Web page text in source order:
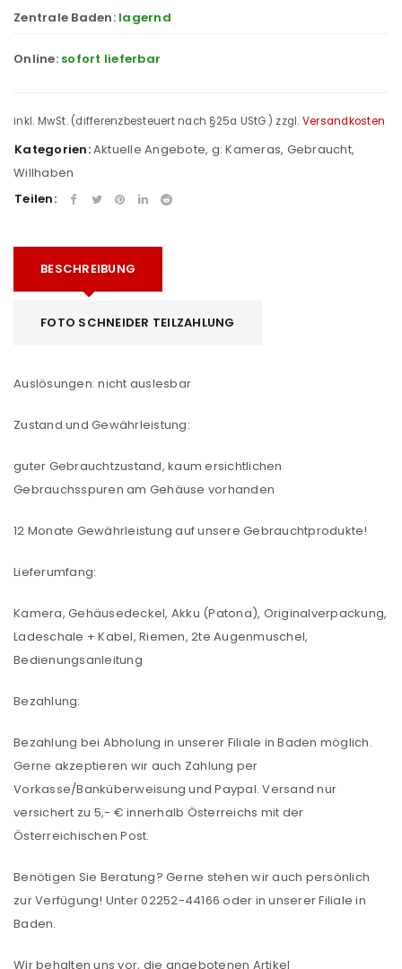
Zentrale Baden: lagernd
Online: sofort lieferbar
inkl. MwSt. (differenzbesteuert nach §25a UStG.) zzgl. Versandkosten
Kategorien:Aktuelle Angebote, g: Kameras, Gebraucht,
Willhaben
Teilen:
BESCHREIBUNG
FOTO SCHNEIDER TEILZAHLUNG
Auslösungen: nicht auslesbar
Zustand und Gewährleistung:
guter Gebrauchtzustand, kaum ersichtlichen
Gebrauchsspuren am Gehäuse vorhanden
12 Monate Gewährleistung auf unsere Gebrauchtprodukte!
Lieferumfang:
Kamera, Gehäusedeckel, Akku (Patona), Originalverpackung,
Ladeschale + Kabel, Riemen, 2te Augenmuschel,
Bedienungsanleitung
Bezahlung:
Bezahlung bei Abholung in unserer Filiale in Baden möglich.
Gerne akzeptieren wir auch Zahlung per
Vorkasse/Banküberweisung und Paypal. Versand nur
versichert zu 5,- € innerhalb Österreichs mit der
Österreichischen Post.
Benötigen Sie Beratung? Gerne stehen wir auch persönlich
zur Verfügung! Unter 02252-44166 oder in unserer Filiale in
Baden.
Wir behalten uns vor, die angebotenen Artikel